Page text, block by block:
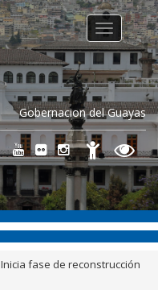
Gobernacion del Guayas
Toggle
navigation
Inicia fase de reconstrucción